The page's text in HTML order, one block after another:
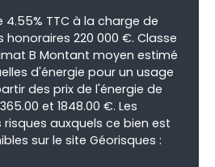
4.55% TTC à la charge de
honoraires 220 000 €. Classe
B Montant moyen estimé
d'énergie pour un usage
des prix de l'énergie de
et 1848.00 €. Les
auxquels ce bien est
sur le site Géorisques :